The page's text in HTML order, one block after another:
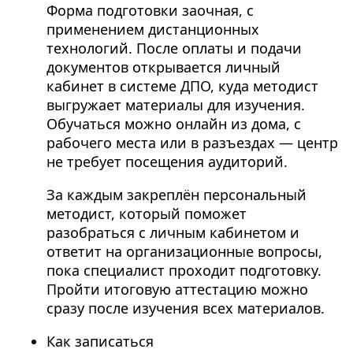
Форма подготовки заочная, с
применением дистанционных
технологий. После оплаты и подачи
документов открывается личный
кабинет в системе ДПО, куда методист
выгружает материалы для изучения.
Обучаться можно онлайн из дома, с
рабочего места или в разъездах — центр
не требует посещения аудиторий.
За каждым закреплён персональный
методист, который поможет
разобраться с личным кабинетом и
ответит на организационные вопросы,
пока специалист проходит подготовку.
Пройти итоговую аттестацию можно
сразу после изучения всех материалов.
Как записаться